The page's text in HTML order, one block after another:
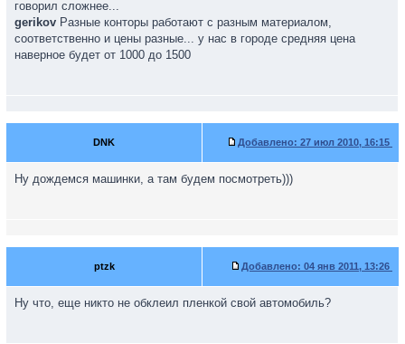
говорил сложнее...
gerikov Разные конторы работают с разным материалом,
соответственно и цены разные... у нас в городе средняя цена
наверное будет от 1000 до 1500
DNK Добавлено: 27 июл 2010, 16:15
Ну дождемся машинки, а там будем посмотреть)))
ptzk Добавлено: 04 янв 2011, 13:26
Ну что, еще никто не обклеил пленкой свой автомобиль?